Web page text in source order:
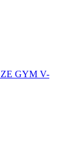
GYM V-